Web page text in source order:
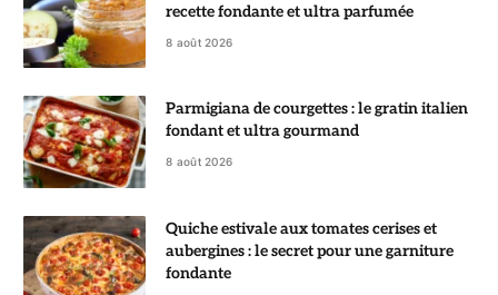
recette fondante et ultra parfumée
8 août 2026
Parmigiana de courgettes : le gratin italien
fondant et ultra gourmand
8 août 2026
Quiche estivale aux tomates cerises et
aubergines : le secret pour une garniture
fondante